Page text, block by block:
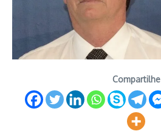
Compartilhe